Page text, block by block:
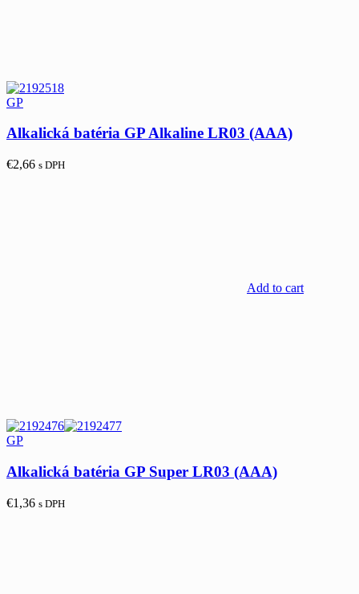
GP
Alkalická batéria GP Alkaline LR03 (AAA)
€2,66 s DPH
Add to cart
GP
Alkalická batéria GP Super LR03 (AAA)
€1,36 s DPH